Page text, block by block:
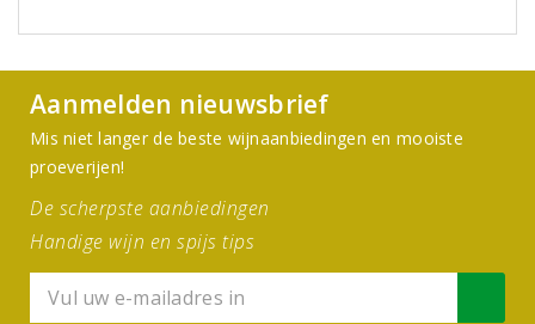
Aanmelden nieuwsbrief
Mis niet langer de beste wijnaanbiedingen en mooiste
proeverijen!
De scherpste aanbiedingen
Handige wijn en spijs tips